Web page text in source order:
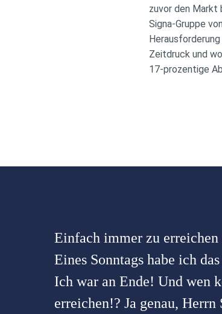
zuvor den Markt
Signa-Gruppe
Zeitdruck und
17-prozentige
Einfach immer zu
Eines Sonntags habe ich
Ich war an Ende! Und wen
erreichen!? Ja genau,